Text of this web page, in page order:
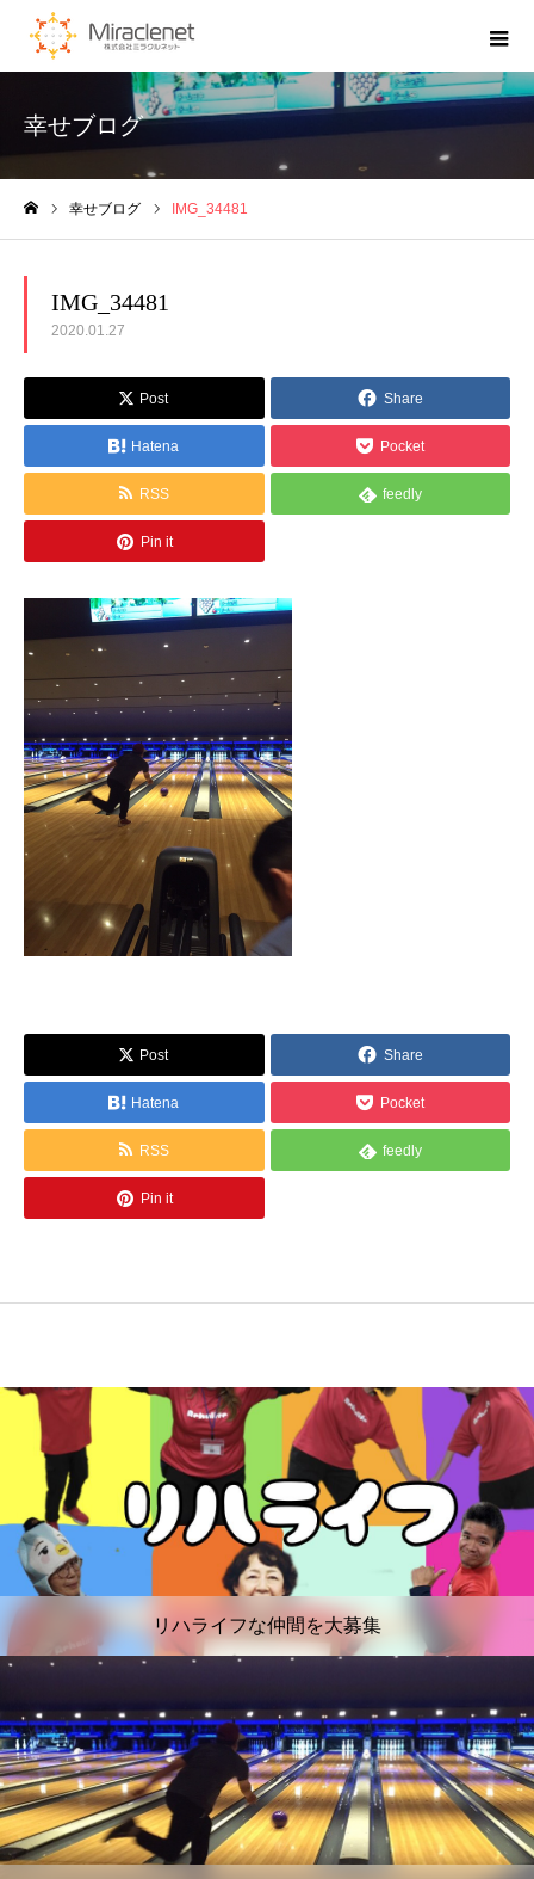
幸せブログ
幸せブログ IMG_34481
IMG_34481
2020.01.27
Post Share
Hatena Pocket
RSS feedly
Pin it
Post Share
Hatena Pocket
RSS feedly
Pin it
リハライフな仲間を大募集